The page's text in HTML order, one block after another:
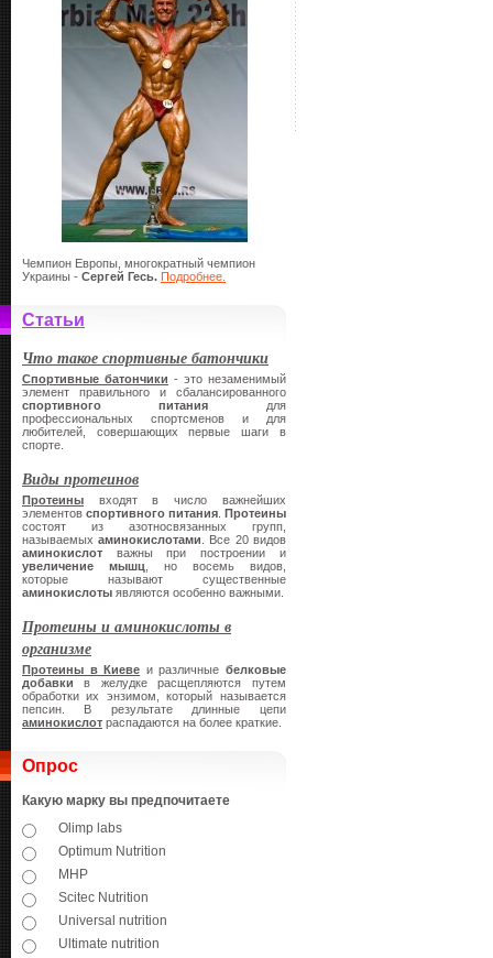
Чемпион Европы, многократный чемпион
Украины - Сергей Гесь. Подробнее.
Статьи
Что такое спортивные батончики
Спортивные батончики - это незаменимый
элемент правильного и сбалансированного
спортивного питания для
профессиональных спортсменов и для
любителей, совершающих первые шаги в
спорте.
Виды протеинов
Протеины входят в число важнейших
элементов спортивного питания Протеины
состоят из азотносвязанных групп,
называемыхаминокислотами
. Все 20 видов
аминокислот важны при построении и
увеличение мышц , но восемь видов,
которые называют существенные
аминокислоты являются особенно важными.
Протеины и аминокислоты в
организме
Протеины в Киеве и различныебелковые
добавки в желудке расщепляются путем
обработки их энзимом, который называется
пепсин. В результате длинные цепи
аминокислот распадаются на более краткие.
Опрос
Какую марку вы предпочитаете
Olimp labs
Optimum Nutrition
MHP
Scitec Nutrition
Universal nutrition
Ultimate nutrition